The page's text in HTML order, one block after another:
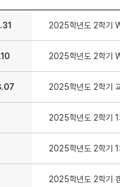
2025학년도 2학기
2025학년도 2학기
2025학년도 2학기
2025학년도 2학기 1
2025학년도 2학기 1
2025학년도 2학기